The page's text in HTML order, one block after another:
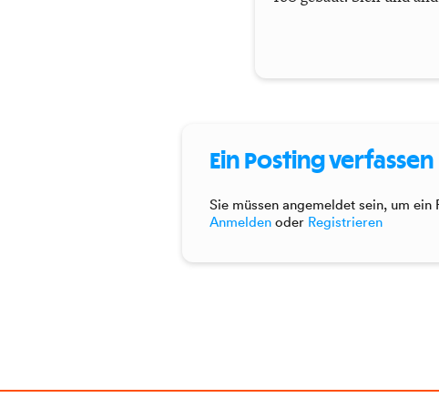
Ein Posting verfassen
Sie müssen angemeldet sein, um ein
Anmelden oder Registrieren